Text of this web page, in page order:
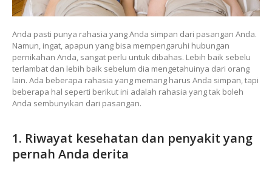
Anda pasti punya rahasia yang Anda simpan dari pasangan Anda.
Namun, ingat, apapun yang bisa mempengaruhi hubungan
pernikahan Anda, sangat perlu untuk dibahas. Lebih baik sebelu
terlambat dan lebih baik sebelum dia mengetahuinya dari orang
lain. Ada beberapa rahasia yang memang harus Anda simpan, tapi
beberapa hal seperti berikut ini adalah rahasia yang tak boleh
Anda sembunyikan dari pasangan.
1. Riwayat kesehatan dan penyakit yang
pernah Anda derita